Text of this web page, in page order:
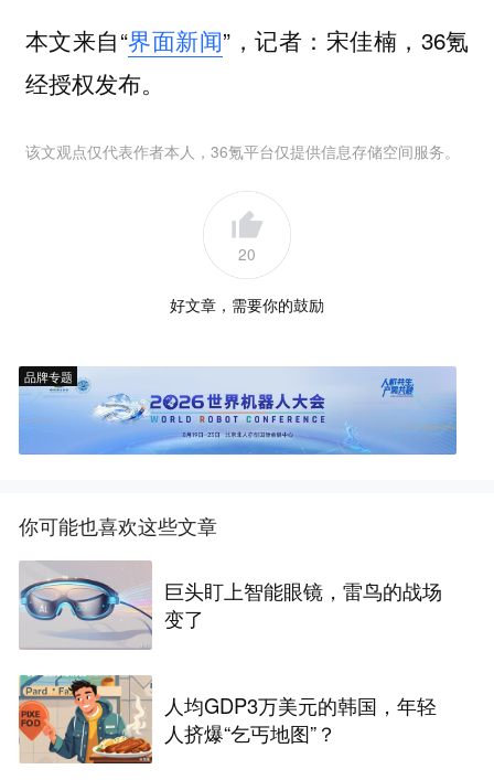
本文来自“界面新闻”，记者：宋佳楠，36氪
经授权发布。
该文观点仅代表作者本人，36氪平台仅提供信息存储空间服务。
20
好文章，需要你的鼓励
品牌专题
你可能也喜欢这些文章
巨头盯上智能眼镜，雷鸟的战场
变了
人均GDP3万美元的韩国，年轻
人挤爆“乞丐地图”？